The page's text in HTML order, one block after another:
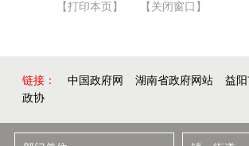
【打印本页】 【关闭窗口】
链接： 中国政府网 湖南省政府网站 益
政协